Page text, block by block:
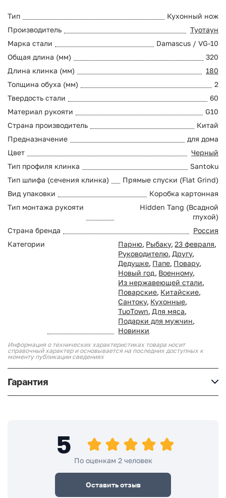
Тип
Кухонный нож
Производитель
Туотаун
Марка стали
Damascus / VG-10
Общая длина (мм)
320
Длина клинка (мм)
180
Толщина обуха (мм)
2
Твердость стали
60
Материал рукояти
G10
Страна производитель
Китай
Предназначение
для дома
Цвет
Черный
Тип профиля клинка
Santoku
Тип шлифа (сечения клинка)
Прямые спуски (Flat Grind)
Вид упаковки
Коробка картонная
Тип монтажа рукояти
Hidden Tang (Всадной
глухой)
Страна бренда
Россия
Категории
Парню, Рыбаку, 23 февраля,
Руководителю, Другу,
Дедушке, Папе, Повару,
Новый год, Военному,
Из нержавеющей стали,
Поварские, Китайские,
Сантоку, Кухонные,
TuoTown, Для мяса,
Подарки для мужчин,
Новинки
Информация о технических характеристиках товара носит
справочный характер и основывается на последних доступных к
моменту публикации сведениях
Гарантия
5
По оценкам 2 человек
Оставить отзыв